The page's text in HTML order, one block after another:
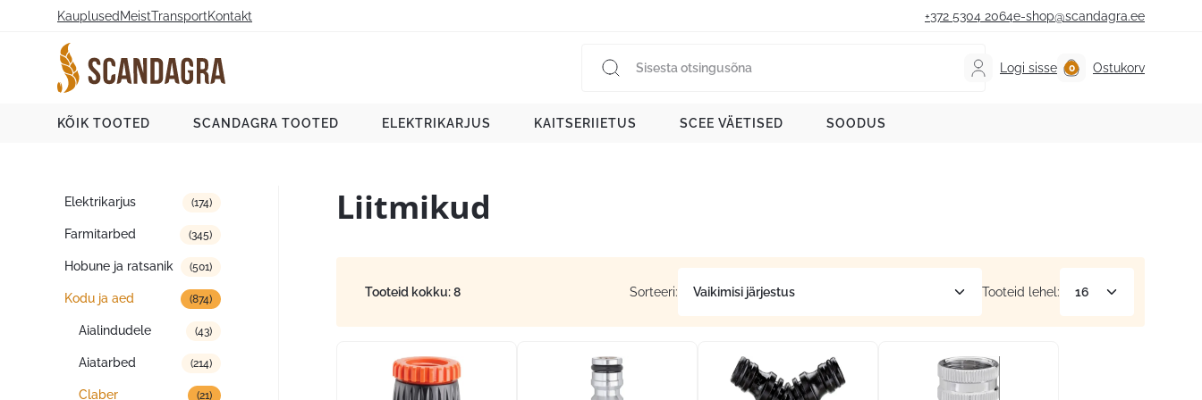
Kauplused MeistTransportKontakt +372 5304 2064e-shop@scandagra.ee
Logi sisse Ostukorv
KÕIK TOOTED SCANDAGRA TOOTED ELEKTRIKARJUS KAITSERIIETUS SCEE VÄETISED SOODUS
Tootekategooriad
Elektrikarjus (174)
Farmitarbed (345)
Hobune ja ratsanik (501)
Kodu ja aed (874)
Aialindudele (43)
Aiatarbed (214)
Claber
(21)
Liitmikud
Tooteid kokku: 8 Sorteeri: Tooteid lehel: